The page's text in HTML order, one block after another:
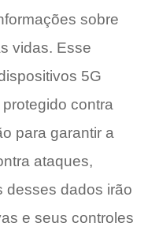
sobre
vidas. Esse
5G
contra
para garantir a
ataques,
desses dados irão
e seus controles